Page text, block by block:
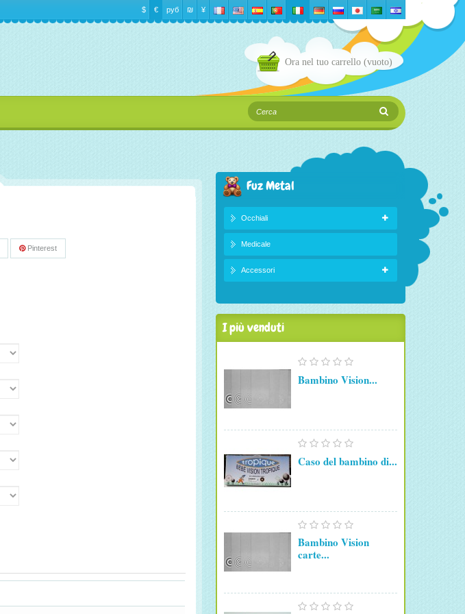
$ € руб ₪‎ ¥
Ora nel tuo carrello (vuoto)
Pinterest
Fuz Metal
Occhiali
Medicale
Accessori
I più venduti
Bambino Vision...
Caso del bambino di...
Bambino Vision
carte...